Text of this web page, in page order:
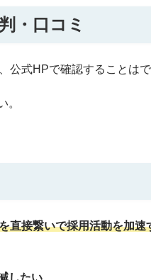
・口コミ
公式HPで確認することはで
。
直接繋いで採用活動を加